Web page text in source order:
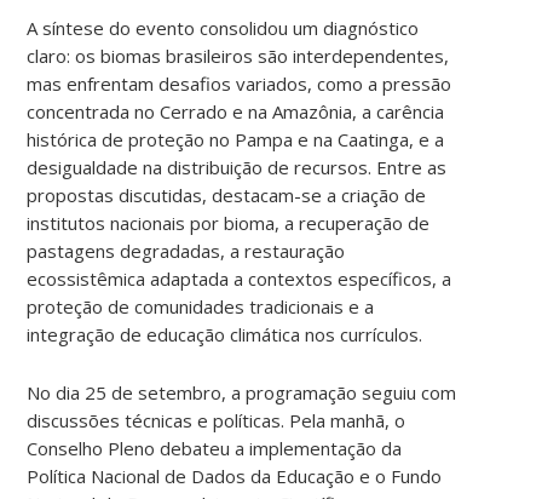
A síntese do evento consolidou um diagnóstico
claro: os biomas brasileiros são interdependentes,
mas enfrentam desafios variados, como a pressão
concentrada no Cerrado e na Amazônia, a carência
histórica de proteção no Pampa e na Caatinga, e a
desigualdade na distribuição de recursos. Entre as
propostas discutidas, destacam-se a criação de
institutos nacionais por bioma, a recuperação de
pastagens degradadas, a restauração
ecossistêmica adaptada a contextos específicos, a
proteção de comunidades tradicionais e a
integração de educação climática nos currículos.
No dia 25 de setembro, a programação seguiu com
discussões técnicas e políticas. Pela manhã, o
Conselho Pleno debateu a implementação da
Política Nacional de Dados da Educação e o Fundo